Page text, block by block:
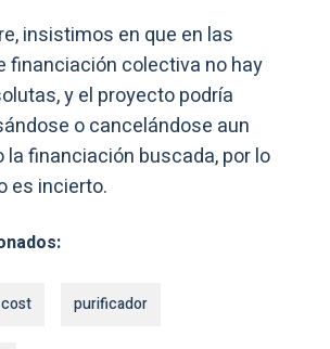
insistimos en que en las
financiación colectiva no hay
y el proyecto podría
o cancelándose aun
la financiación buscada, por lo
es incierto.
purificador